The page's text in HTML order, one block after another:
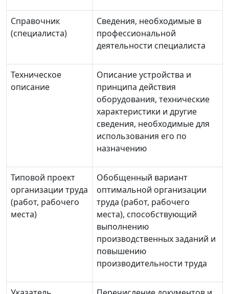
Справочник
(специалиста)
Сведения, необходимые в
профессиональной
деятельности специалиста
Техническое
описание
Описание устройства и
принципа действия
оборудования, технические
характеристики и другие
сведения, необходимые для
использования его по
назначению
Типовой проект
организации труда
(работ, рабочего
места)
Обобщенный вариант
оптимальной организации
труда (работ, рабочего
места), способствующий
выполнению
производственных заданий и
повышению
производительности труда